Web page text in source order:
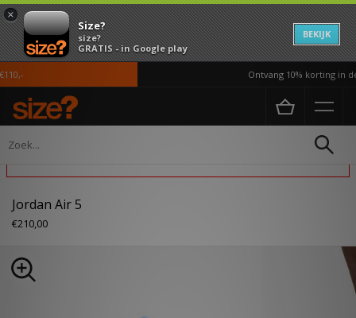
×
Size?
size?
GRATIS - in Google play
BEKIJK
Ontvang 10% korting in de
Home Heren
Jordan Air 5
€210,00